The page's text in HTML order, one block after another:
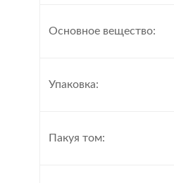
Основное вещество:
Упаковка:
Пакуя том: